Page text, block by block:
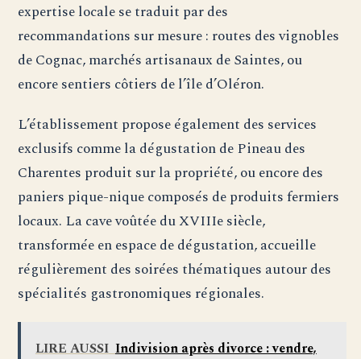
expertise locale se traduit par des
recommandations sur mesure : routes des vignobles
de Cognac, marchés artisanaux de Saintes, ou
encore sentiers côtiers de l’île d’Oléron.
L’établissement propose également des services
exclusifs comme la dégustation de Pineau des
Charentes produit sur la propriété, ou encore des
paniers pique-nique composés de produits fermiers
locaux. La cave voûtée du XVIIIe siècle,
transformée en espace de dégustation, accueille
régulièrement des soirées thématiques autour des
spécialités gastronomiques régionales.
LIRE AUSSI Indivision après divorce : vendre,